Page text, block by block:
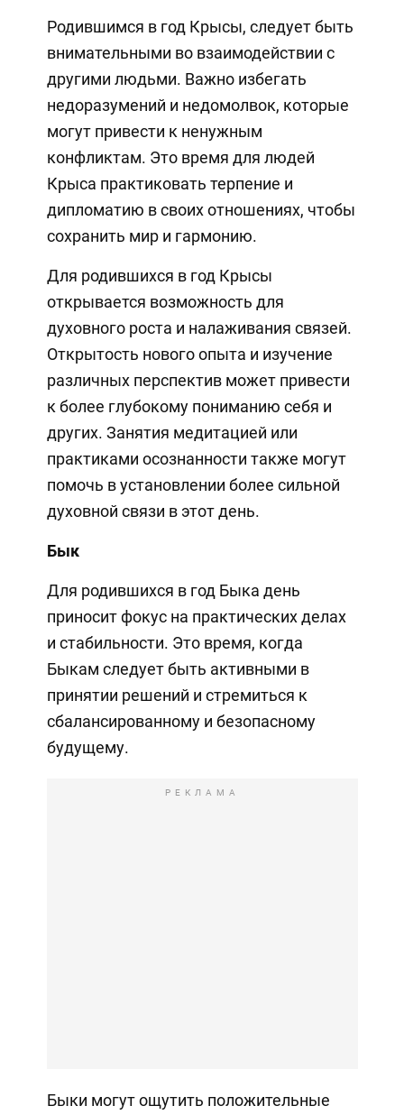
Родившимся в год Крысы, следует быть
внимательными во взаимодействии с
другими людьми. Важно избегать
недоразумений и недомолвок, которые
могут привести к ненужным
конфликтам. Это время для людей
Крыса практиковать терпение и
дипломатию в своих отношениях, чтобы
сохранить мир и гармонию.
Для родившихся в год Крысы
открывается возможность для
духовного роста и налаживания связей.
Открытость нового опыта и изучение
различных перспектив может привести
к более глубокому пониманию себя и
других. Занятия медитацией или
практиками осознанности также могут
помочь в установлении более сильной
духовной связи в этот день.
Бык
Для родившихся в год Быка день
приносит фокус на практических делах
и стабильности. Это время, когда
Быкам следует быть активными в
принятии решений и стремиться к
сбалансированному и безопасному
будущему.
РЕКЛАМА
Быки могут ощутить положительные